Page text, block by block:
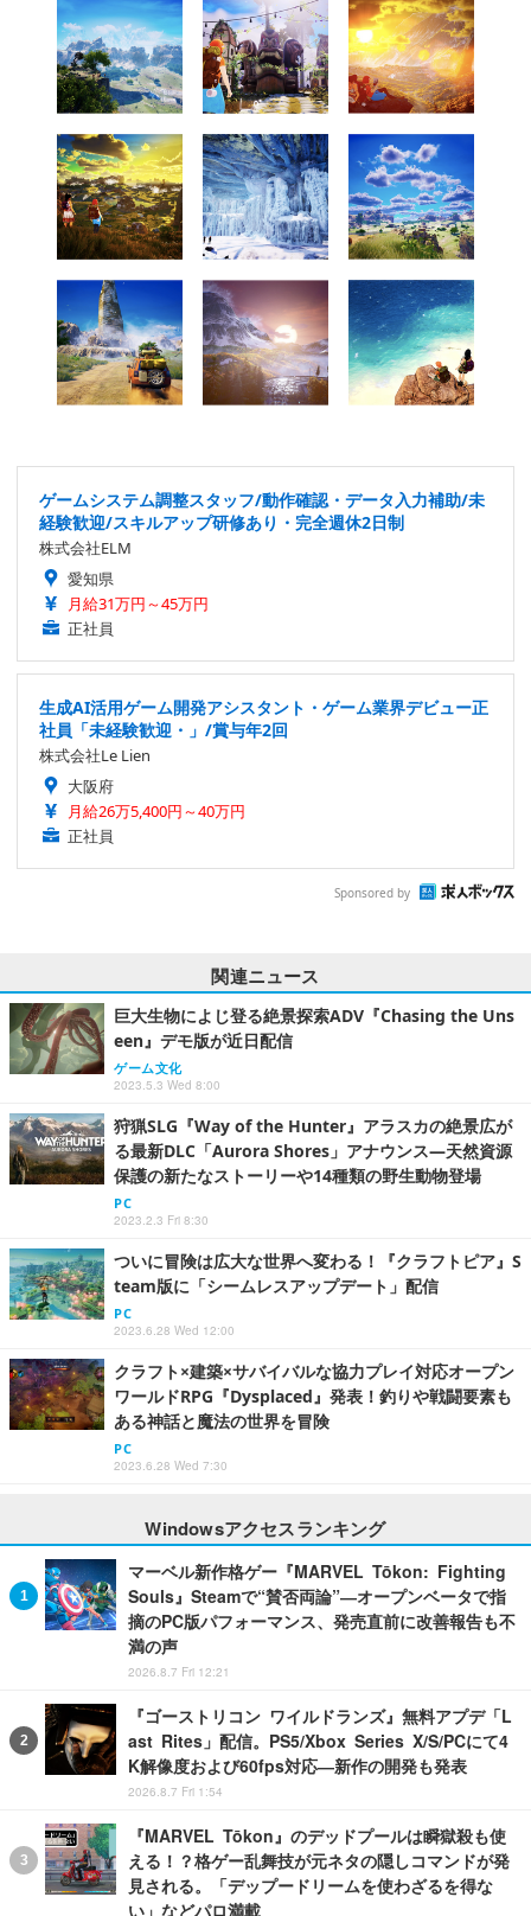
ゲームシステム調整スタッフ/動作確認・データ入力補助/未
経験歓迎/スキルアップ研修あり・完全週休2日制
株式会社ELM
愛知県
月給31万円～45万円
正社員
生成AI活用ゲーム開発アシスタント・ゲーム業界デビュー正
社員「未経験歓迎・」/賞与年2回
株式会社Le Lien
大阪府
月給26万5,400円～40万円
正社員
Sponsored by
関連ニュース
巨大生物によじ登る絶景探索ADV『Chasing the Uns
een』デモ版が近日配信
ゲーム文化
2023.5.3 Wed 8:00
狩猟SLG『Way of the Hunter』アラスカの絶景広が
る最新DLC「Aurora Shores」アナウンス―天然資源
保護の新たなストーリーや14種類の野生動物登場
PC
2023.2.3 Fri 8:30
ついに冒険は広大な世界へ変わる！『クラフトピア』S
team版に「シームレスアップデート」配信
PC
2023.6.28 Wed 12:00
クラフト×建築×サバイバルな協力プレイ対応オープン
ワールドRPG『Dysplaced』発表！釣りや戦闘要素も
ある神話と魔法の世界を冒険
PC
2023.6.28 Wed 7:30
Windowsアクセスランキング
マーベル新作格ゲー『MARVEL Tōkon: Fighting
Souls』Steamで“賛否両論”―オープンベータで指
摘のPC版パフォーマンス、発売直前に改善報告も不
満の声
2026.8.7 Fri 12:21
『ゴーストリコン ワイルドランズ』無料アプデ「L
ast Rites」配信。PS5/Xbox Series X/S/PCにて4
K解像度および60fps対応―新作の開発も発表
2026.8.7 Fri 1:54
『MARVEL Tōkon』のデッドプールは瞬獄殺も使
える！？格ゲー乱舞技が元ネタの隠しコマンドが発
見される。「デップードリームを使わざるを得な
い」などパロ満載